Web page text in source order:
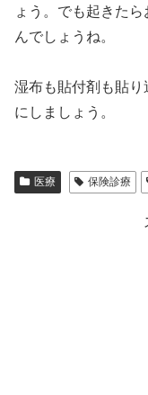
ょう。でも起きた
んでしょうね。
湿布も貼付剤も貼り
にしましょう。
医療 保険診療